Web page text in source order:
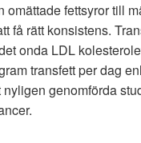
fettsyror till
få rätt konsistens.
onda LDL
transfett per dag
genomförda